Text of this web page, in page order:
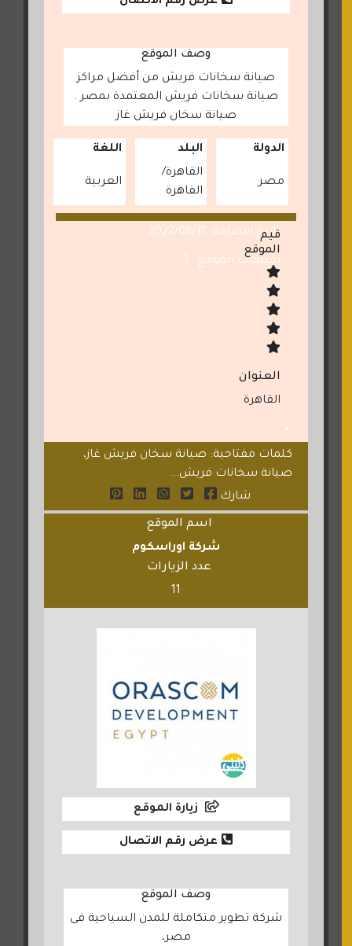
وصف الموقع
صيانة سخانات فريش من أفضل مراكز
صيانة سخانات فريش المعتمدة بمصر .
صيانة سخان فريش غاز
الدولة
مصر
البلد
القاهرة
القاهرة
اللغة
العربية
تاريخ الاضافة: 2022/08/31
تقييمات الموقع : 3
قيم
الموقع
العنوان
القاهرة
كلمات مفتاحية: صيانة سخان فريش غاز،
صيانة سخانات فريش...
شارك
اسم الموقع
شركة اوراسكوم
عدد الزيارات
11
زيارة الموقع
عرض رقم الاتصال
وصف الموقع
شركة تطوير متكاملة للمدن السياحية فى
مصر،